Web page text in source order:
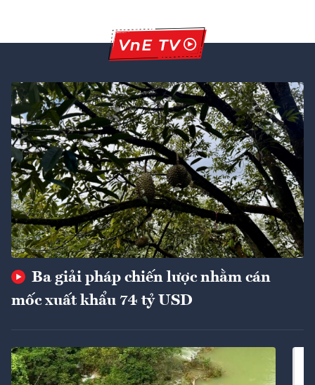
Ba giải pháp chiến lược nhằm cán
mốc xuất khẩu 74 tỷ USD